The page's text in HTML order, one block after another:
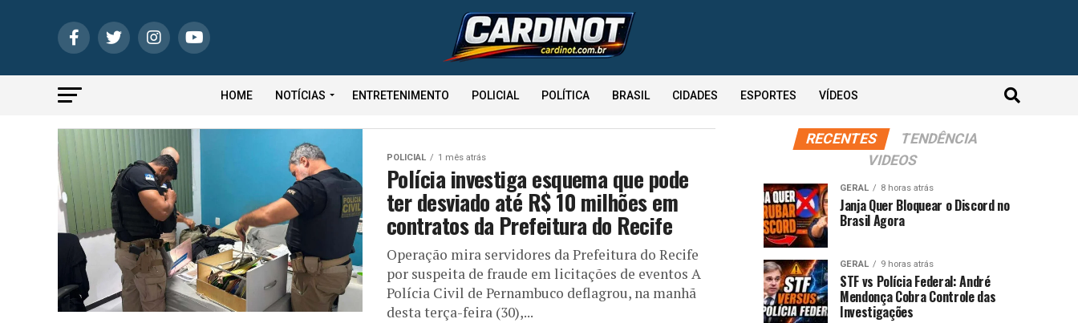
HOME NOTÍCIAS ENTRETENIMENTO POLICIAL POLÍTICA BRASIL CIDADES ESPORTES VÍDEOS
POLICIAL 1 mês atrás
Polícia investiga esquema que pode
ter desviado até R$ 10 milhões em
contratos da Prefeitura do Recife
Operação mira servidores da Prefeitura do Recife
por suspeita de fraude em licitações de eventos A
Polícia Civil de Pernambuco deflagrou, na manhã
desta terça-feira (30),...
RECENTES
TENDÊNCIA
VIDEOS
GERAL 8 horas atrás
Janja Quer Bloquear o Discord no
Brasil Agora
GERAL 9 horas atrás
STF vs Polícia Federal: André
Mendonça Cobra Controle das
Investigações